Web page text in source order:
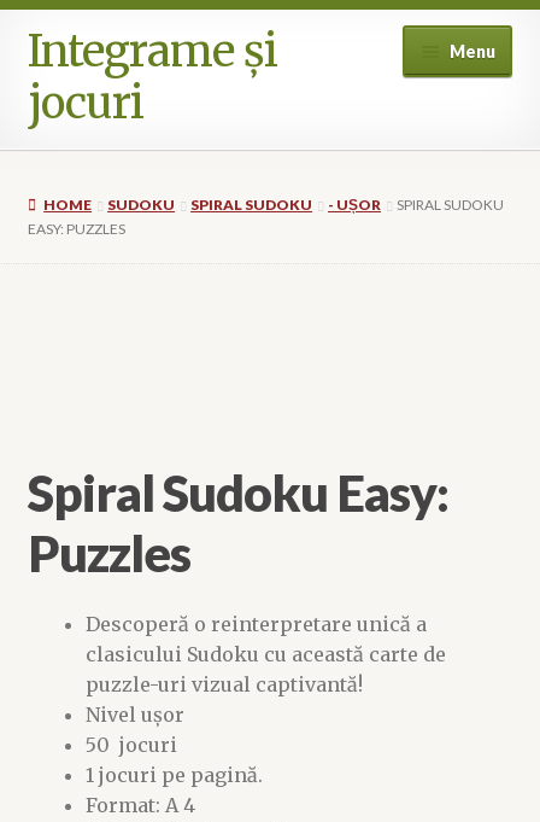
Skip
to
navigation
Skip
to
content
Integrame și
jocuri
Menu
Cart
Where can I buy? (International availability)
HOME SUDOKU SPIRAL SUDOKU - UȘOR
SPIRAL SUDOKU
EASY: PUZZLES
Spiral Sudoku Easy:
Puzzles
Descoperă o reinterpretare unică a
clasicului Sudoku cu această carte de
puzzle-uri vizual captivantă!
Nivel ușor
50 jocuri
1 jocuri pe pagină.
Format: A 4